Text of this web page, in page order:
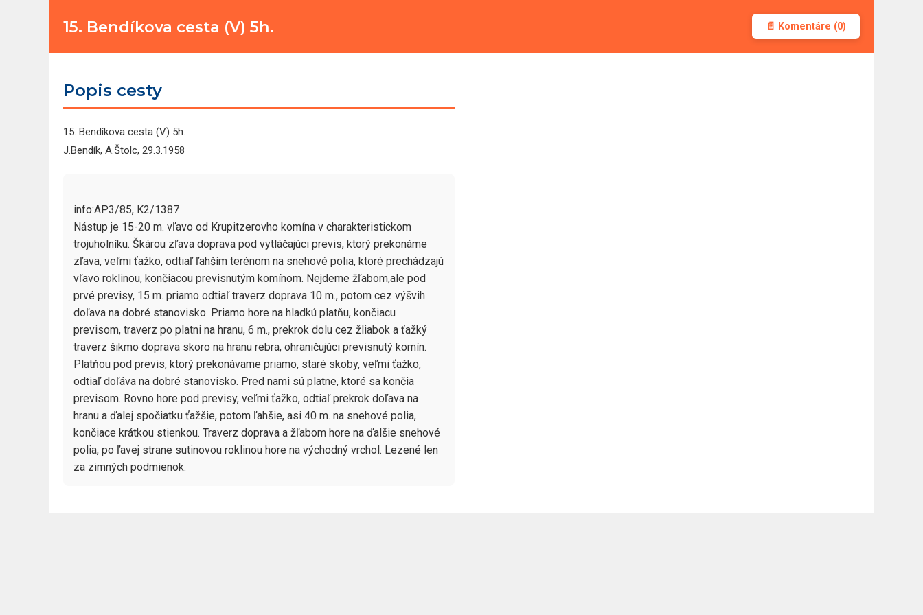
15. Bendíkova cesta (V) 5h. 📄 Komentáre (0)
Popis cesty
15. Bendíkova cesta (V) 5h.
J.Bendík, A.Štolc, 29.3.1958
info:AP3/85, K2/1387
Nástup je 15-20 m. vľavo od Krupitzerovho komína v charakteristickom
trojuholníku. Škárou zľava doprava pod vytláčajúci previs, ktorý prekonáme
zľava, veľmi ťažko, odtiaľ ľahším terénom na snehové polia, ktoré prechádzajú
vľavo roklinou, končiacou previsnutým komínom. Nejdeme žľabom,ale pod
prvé previsy, 15 m. priamo odtiaľ traverz doprava 10 m., potom cez výšvih
doľava na dobré stanovisko. Priamo hore na hladkú platňu, končiacu
previsom, traverz po platni na hranu, 6 m., prekrok dolu cez žliabok a ťažký
traverz šikmo doprava skoro na hranu rebra, ohraničujúci previsnutý komín.
Platňou pod previs, ktorý prekonávame priamo, staré skoby, veľmi ťažko,
odtiaľ doľáva na dobré stanovisko. Pred nami sú platne, ktoré sa končia
previsom. Rovno hore pod previsy, veľmi ťažko, odtiaľ prekrok doľava na
hranu a ďalej spočiatku ťažšie, potom ľahšie, asi 40 m. na snehové polia,
končiace krátkou stienkou. Traverz doprava a žľabom hore na ďalšie snehové
polia, po ľavej strane sutinovou roklinou hore na východný vrchol. Lezené len
za zimných podmienok.